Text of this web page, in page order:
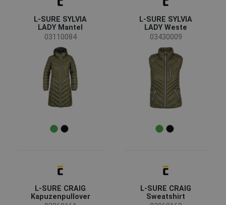
L-SURE SYLVIA
LADY Mantel
03110084
L-SURE SYLVIA
LADY Weste
03430009
L-SURE CRAIG
Kapuzenpullover
L-SURE CRAIG
Sweatshirt